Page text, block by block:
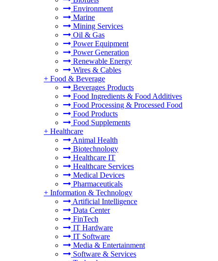
Environment
Marine
Mining Services
Oil & Gas
Power Equipment
Power Generation
Renewable Energy
Wires & Cables
+ Food & Beverage
Beverages Products
Food Ingredients & Food Additives
Food Processing & Processed Food
Food Products
Food Supplements
+ Healthcare
Animal Health
Biotechnology
Healthcare IT
Healthcare Services
Medical Devices
Pharmaceuticals
+ Information & Technology
Artificial Intelligence
Data Center
FinTech
IT Hardware
IT Software
Media & Entertainment
Software & Services